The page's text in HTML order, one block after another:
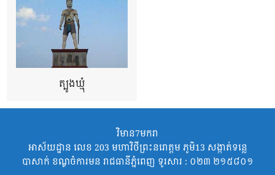
ត្បូងឃ្មុំ
វិមាន7មករា
អាស័យដ្ឋាន លេខ 203 មហាវិថីព្រះនរោត្តម ភូមិ13 សង្កាត់ទន្លេ
បាសាក់ ខណ្ឌចំការមន រាជធានីភ្នំពេញ ទូរសារ : ០២៣ ២១៥៨០១